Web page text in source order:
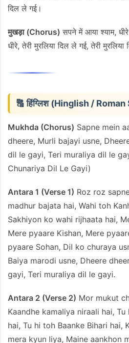
दिल ले गई।
मुखड़ा (Chorus) सपने में आया श्याम,
धीरे, तेरी मुरलिया दिल ले गई, तेरी मुरलिया
🔠 हिंग्लिश (Hinglish /
Mukhda (Chorus) Sapne mein
dheere, Murli bajayi usne,
dil le gayi, Teri muraliya dil le
Chunariya Dil Le Gayi)
Antara 1 (Verse 1) Roz roz
madhur bajata hai, Wahi toh
Sakhiyon ko wahi rijhaata hai,
Mere pyaare Kishan, Mere
pyaare Sohan, Dil ko churaya
Baiya marodi usne, Dheere
gayi, Teri muraliya dil le gayi.
Antara 2 (Verse 2) Mor mukut
Kaandhe kamaliya niraali hai,
hai, Tu hi toh Baanke Bihari hai,
mera kyun liya, Maine aankhon